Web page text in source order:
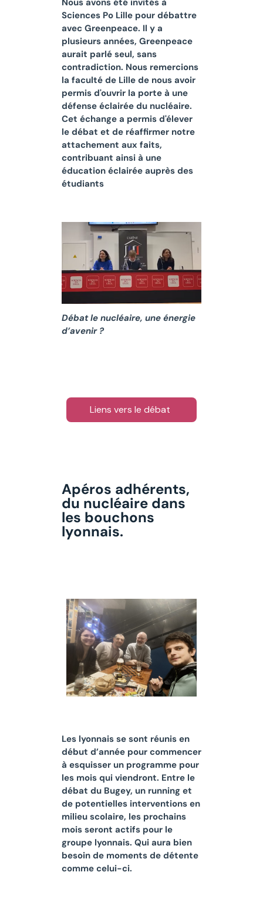
Sciences Po Lille pour débattre
avec Greenpeace. Il y a
plusieurs années, Greenpeace
aurait parlé seul, sans
contradiction. Nous remercions
la faculté de Lille de nous avoir
permis d'ouvrir la porte à une
défense éclairée du nucléaire.
Cet échange a permis d'élever
le débat et de réaffirmer notre
attachement aux faits,
contribuant ainsi à une
éducation éclairée auprès des
étudiants
Débat le nucléaire, une énergie
d’avenir ?
Liens vers le débat
Apéros adhérents,
du nucléaire dans
les bouchons
lyonnais.
Les lyonnais se sont réunis en
début d’année pour commencer
à esquisser un programme pour
les mois qui viendront. Entre le
débat du Bugey, un running et
de potentielles interventions en
milieu scolaire, les prochains
mois seront actifs pour le
groupe lyonnais. Qui aura bien
besoin de moments de détente
comme celui-ci.